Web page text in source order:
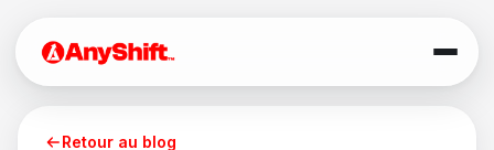
Retour au blog